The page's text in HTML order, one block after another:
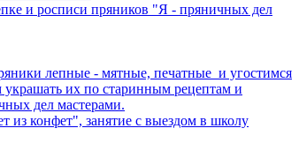
и росписи пряников "Я - пряничных дел
лепные - мятные, печатные и угостимся
их по старинным рецептам и
дел мастерами.
из конфет", занятие с выездом в школу